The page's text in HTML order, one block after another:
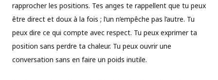
rapprocher les positions. Tes anges te rappellent que tu peux
être direct et doux à la fois ; l’un n’empêche pas l’autre. Tu
peux dire ce qui compte avec respect. Tu peux exprimer ta
position sans perdre ta chaleur. Tu peux ouvrir une
conversation sans en faire un poids inutile.